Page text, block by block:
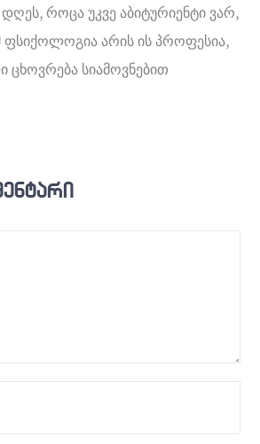
როცა უკვე აბიტურიენტი ვარ,
ფსიქოლოგია არის ის პროფესია,
სიამოვნებით